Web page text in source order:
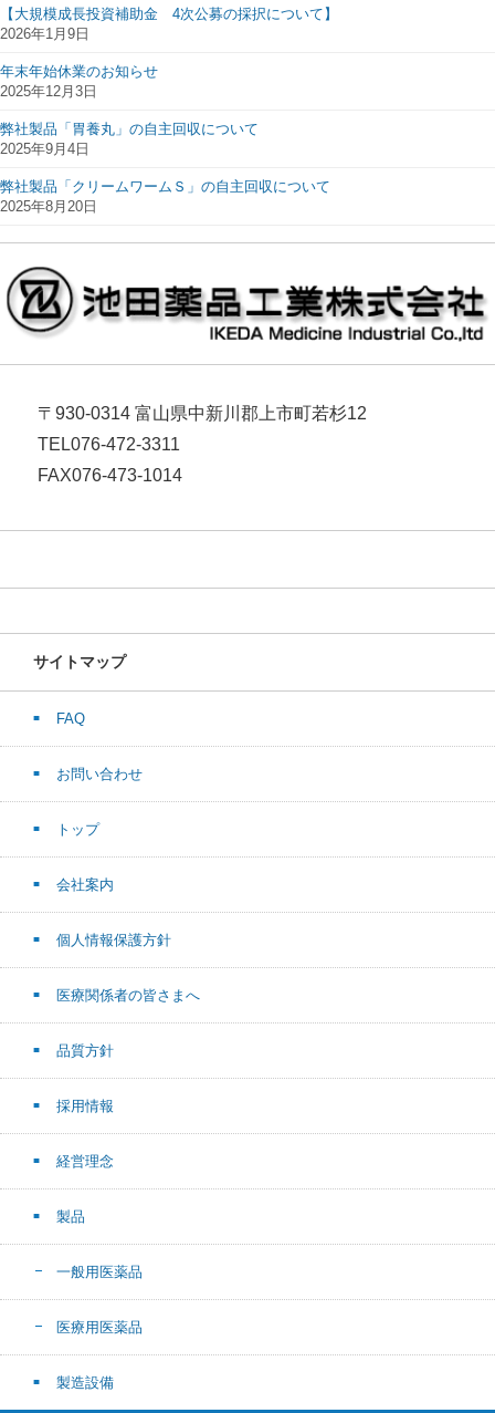
【大規模成長投資補助金 4次公募の採択について】
2026年1月9日
年末年始休業のお知らせ
2025年12月3日
弊社製品「胃養丸」の自主回収について
2025年9月4日
弊社製品「クリームワームＳ」の自主回収について
2025年8月20日
〒930-0314 富山県中新川郡上市町若杉12
TEL076-472-3311
FAX076-473-1014
サイトマップ
FAQ
お問い合わせ
トップ
会社案内
個人情報保護方針
医療関係者の皆さまへ
品質方針
採用情報
経営理念
製品
一般用医薬品
医療用医薬品
製造設備